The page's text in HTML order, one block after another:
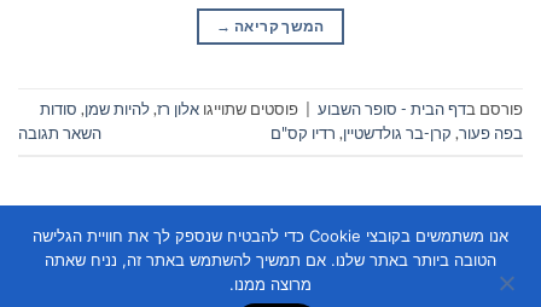
המשך קריאה →
פורסם בדף הבית - סופר השבוע פוסטים שתוייגו אלון רז,להיות שמן, סודות
בפה פעור, קרן-בר גולדשטיין, רדיו קס"ם השאר תגובה
אנו משתמשים בקובצי Cookie כדי להבטיח שנספק לך את חוויית הגלישה
הטובה ביותר באתר שלנו. אם תמשיך להשתמש באתר זה, נניח שאתה
מרוצה ממנו.